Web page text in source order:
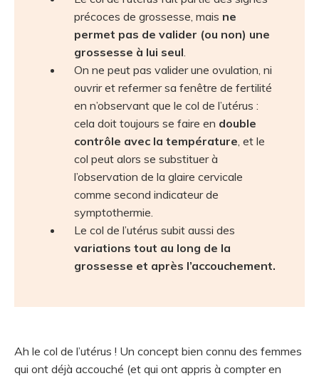
précoces de grossesse, mais ne
permet pas de valider (ou non) une
grossesse à lui seul.
On ne peut pas valider une ovulation, ni
ouvrir et refermer sa fenêtre de fertilité
en n’observant que le col de l’utérus :
cela doit toujours se faire en double
contrôle avec la température, et le
col peut alors se substituer à
l’observation de la glaire cervicale
comme second indicateur de
symptothermie.
Le col de l’utérus subit aussi des
variations tout au long de la
grossesse et après l’accouchement.
Ah le col de l’utérus ! Un concept bien connu des femmes
qui ont déjà accouché (et qui ont appris à compter en